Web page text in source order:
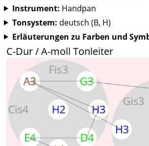
Instrument: Handpan
Tonsystem: deutsch (B, H)
Erläuterungen zu Farben und
C-Dur / A-moll Tonleiter